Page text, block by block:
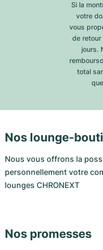
Si la
votre
vous
de
jours.
total
Nos lounge-
Nous vous offrons la
personnellement votre
lounges CHRONEXT
Nos promesses